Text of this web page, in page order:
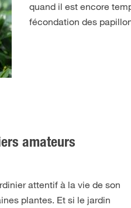
quand il est encore
fécondation des
amateurs
attentif à la vie de son
plantes. Et si le jardin